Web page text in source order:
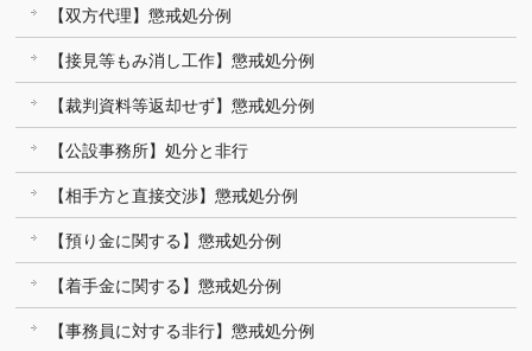
【双方代理】懲戒処分例
【接見等もみ消し工作】懲戒処分例
【裁判資料等返却せず】懲戒処分例
【公設事務所】処分と非行
【相手方と直接交渉】懲戒処分例
【預り金に関する】懲戒処分例
【着手金に関する】懲戒処分例
【事務員に対する非行】懲戒処分例